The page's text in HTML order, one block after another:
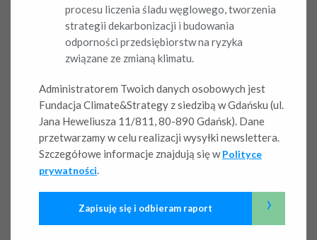
Skontaktuj się z nami!
Poniżej prezentujemy wybrane przykłady współpracy z
dużymi firmami, które podejmują realne i ambitne działania
na rzecz redukcji emisji.
Projekty obliczenia
śladu węglowego firm
procesu liczenia śladu węglowego, tworzenia
strategii dekarbonizacji i budowania
odporności przedsiębiorstw na ryzyka
związane ze zmianą klimatu.
Administratorem Twoich danych osobowych jest
Fundacja Climate&Strategy z siedzibą w Gdańsku (ul.
Jana Heweliusza 11/811, 80-890 Gdańsk). Dane
przetwarzamy w celu realizacji wysyłki newslettera.
Szczegółowe informacje znajdują się wPolityce
prywatności.
Zapisuję się i odbieram raport ›